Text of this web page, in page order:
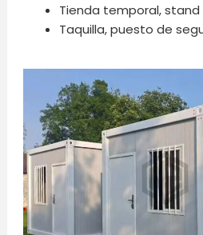
Tienda temporal, stand
Taquilla, puesto de